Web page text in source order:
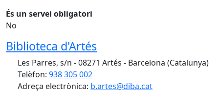
És un servei obligatori
No
Biblioteca d'Artés
Les Parres, s/n - 08271 Artés - Barcelona (Catalunya)
Telèfon: 938 305 002
Adreça electrònica: b.artes@diba.cat